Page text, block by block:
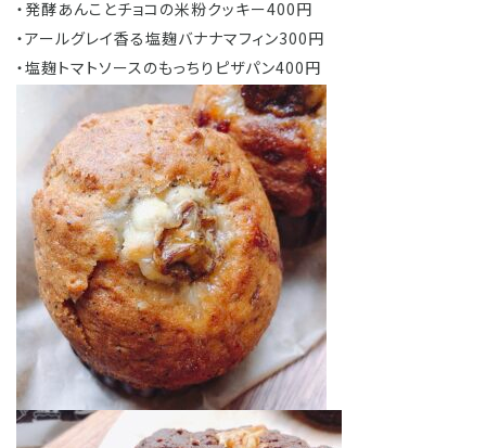
・発酵あんことチョコの米粉クッキー400円
・アールグレイ香る塩麹バナナマフィン300円
・塩麹トマトソースのもっちりピザパン400円